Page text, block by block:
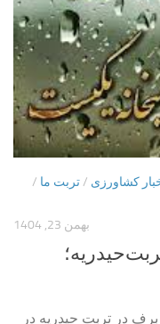
کشاورزی /تربت ما /
بهمن 23, 1404
در تربت حیدریه در